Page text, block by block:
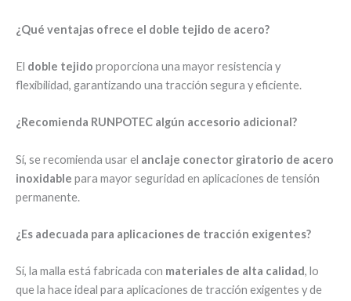
¿Qué ventajas ofrece el doble tejido de acero?
El doble tejido proporciona una mayor resistencia y
flexibilidad, garantizando una tracción segura y eficiente.
¿Recomienda RUNPOTEC algún accesorio adicional?
Sí, se recomienda usar el anclaje conector giratorio de acero
inoxidable para mayor seguridad en aplicaciones de tensión
permanente.
¿Es adecuada para aplicaciones de tracción exigentes?
Sí, la malla está fabricada con materiales de alta calidad, lo
que la hace ideal para aplicaciones de tracción exigentes y de